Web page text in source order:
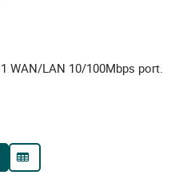
WAN/LAN 10/100Mbps port.